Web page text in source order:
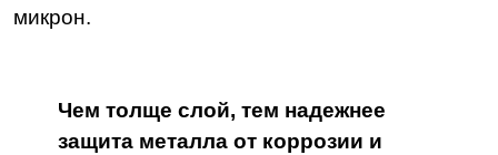
микрон.
Чем толще слой, тем надежнее
защита металла от коррозии и